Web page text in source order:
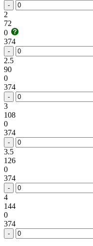
-
2
72
0
374
-
2.5
90
0
374
-
3
108
0
374
-
3.5
126
0
374
-
4
144
0
374
-